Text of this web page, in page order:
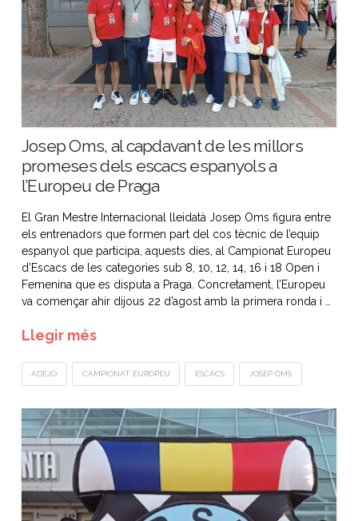
Josep Oms, al capdavant de les millors
promeses dels escacs espanyols a
l’Europeu de Praga
El Gran Mestre Internacional lleidatà Josep Oms figura entre
els entrenadors que formen part del cos tècnic de l’equip
espanyol que participa, aquests dies, al Campionat Europeu
d’Escacs de les categories sub 8, 10, 12, 14, 16 i 18 Open i
Femenina que es disputa a Praga. Concretament, l’Europeu
va començar ahir dijous 22 d’agost amb la primera ronda i …
Llegir més
ADEJO CAMPIONAT EUROPEU ESCACS JOSEP OMS